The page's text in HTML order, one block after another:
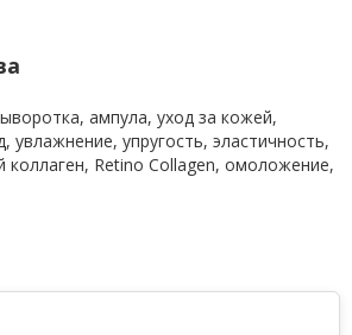
ампула, уход за кожей,
увлажнение, упругость, эластичность,
Retino Collagen, омоложение,